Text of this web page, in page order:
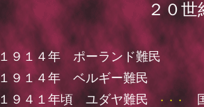
２０
１９１４年 ポーランド難民
１９１４年 ベルギー難民
１９４１年頃 ユダヤ難民 ・・・